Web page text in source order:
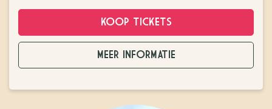
KOOP TICKETS
MEER INFORMATIE